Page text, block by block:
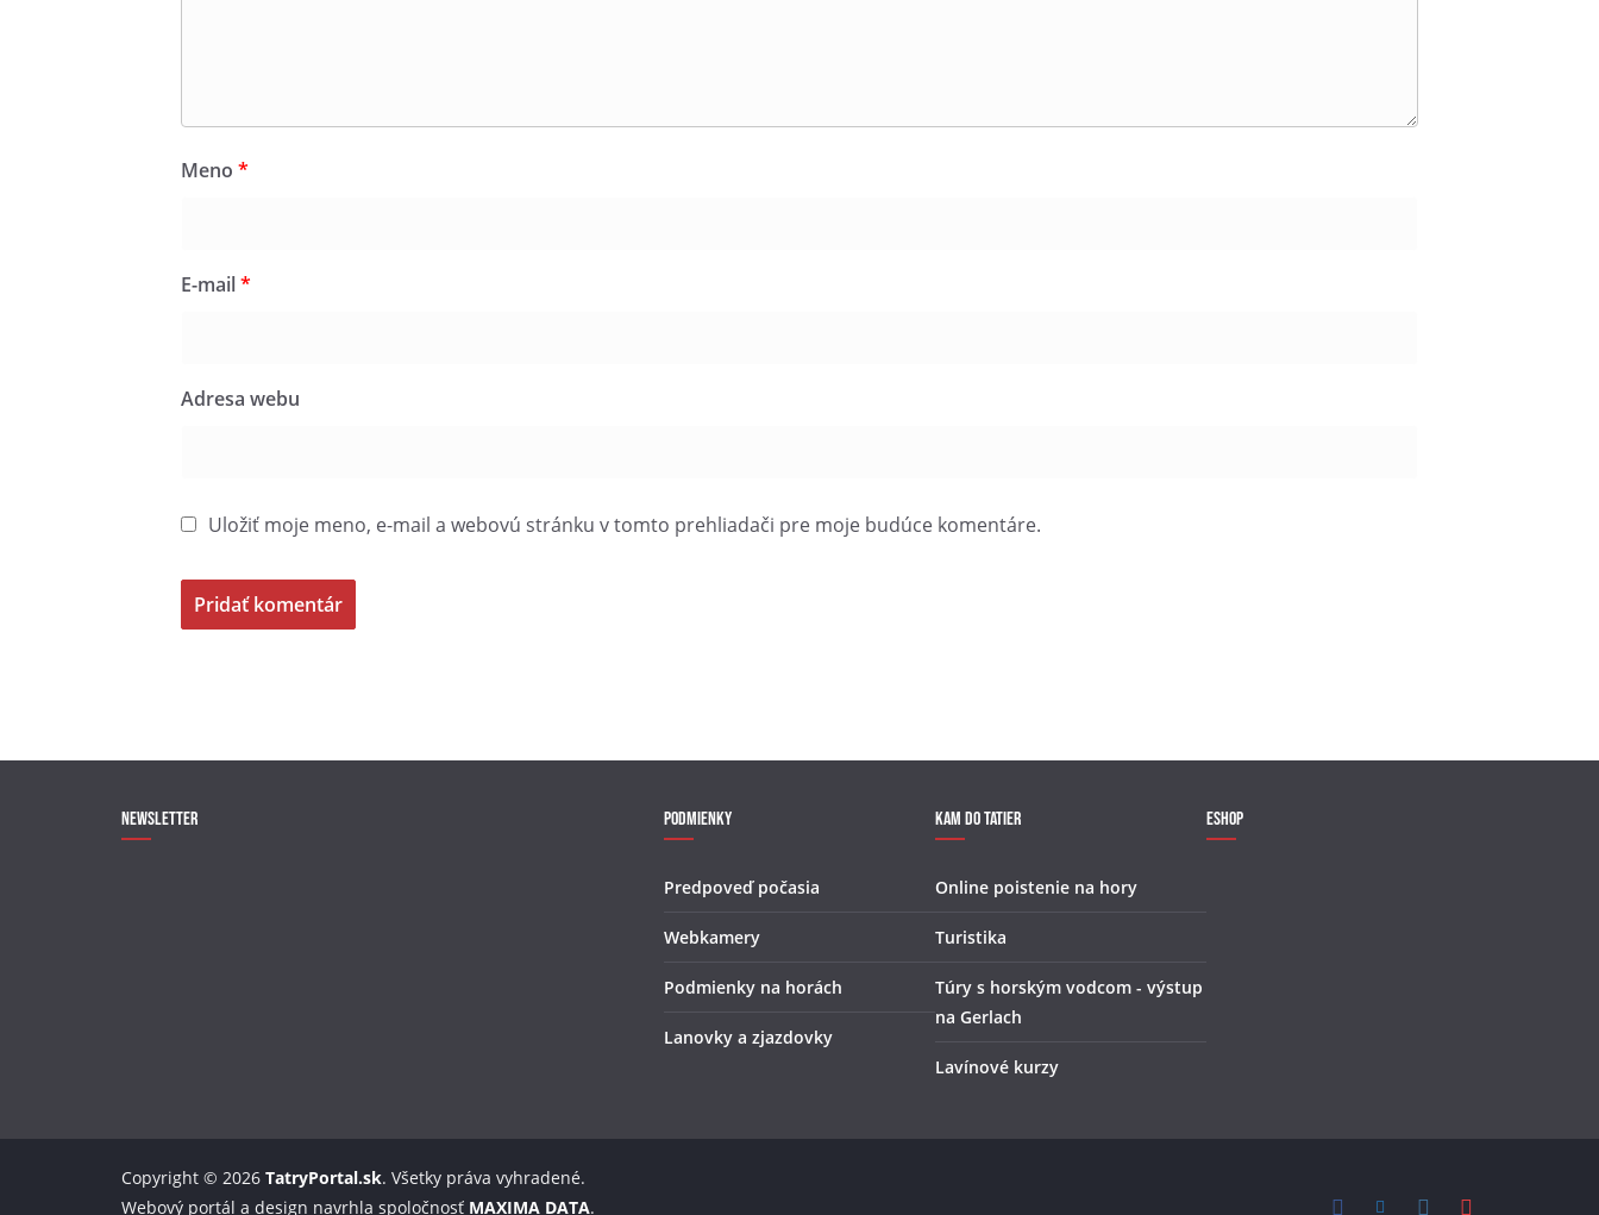
Meno *
E-mail*
Adresa webu
Uložiť moje meno, e-mail a webovú stránku v tomto prehliadači pre moje budúce komentáre.
Newsletter Podmienky
Predpoveď počasia
Webkamery
Podmienky na horách
Lanovky a zjazdovky
Kam do Tatier
Online poistenie na hory
Turistika
Túry s horským vodcom - výstup
na Gerlach
Lavínové kurzy
Eshop
Copyright © 2026 TatryPortal.sk. Všetky práva vyhradené.
Webový portál a design navrhla spoločnosť MAXIMA DATA.